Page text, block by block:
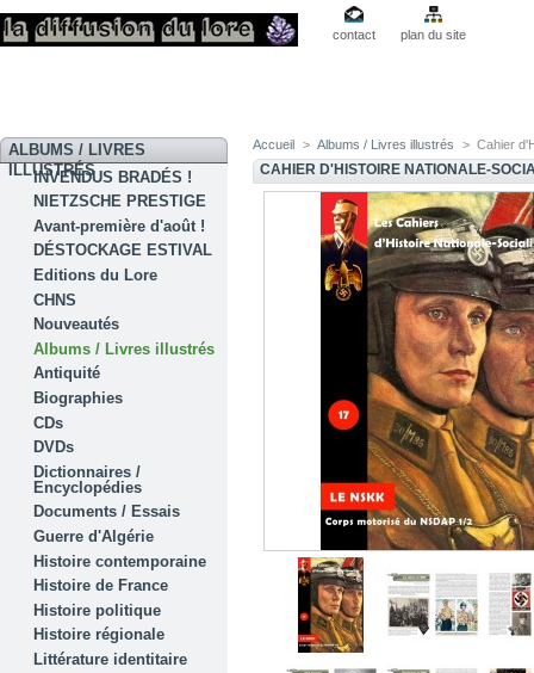
contact plan du site
ALBUMS / LIVRES
ILLUSTRÉS
INVENDUS BRADÉS !
NIETZSCHE PRESTIGE
Avant-première d'août !
DÉSTOCKAGE ESTIVAL
Editions du Lore
CHNS
Nouveautés
Albums / Livres illustrés
Antiquité
Biographies
CDs
DVDs
Dictionnaires /
Encyclopédies
Documents / Essais
Guerre d'Algérie
Histoire contemporaine
Histoire de France
Histoire politique
Histoire régionale
Littérature identitaire
Accueil > Albums / Livres illustrés > Cahier
CAHIER D'HISTOIRE NATIONALE-